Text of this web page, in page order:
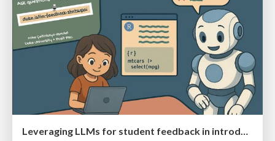
Leveraging LLMs for student feedback in introductory data science courses - posit::conf(2025)